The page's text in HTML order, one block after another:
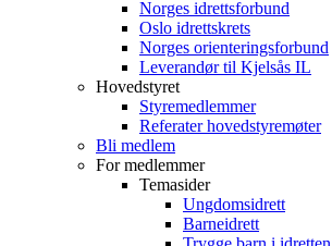
Norges idrettsforbund
Oslo idrettskrets
Norges orienteringsforbund
Leverandør til Kjelsås IL
Hovedstyret
Styremedlemmer
Referater hovedstyremøter
Bli medlem
For medlemmer
Temasider
Ungdomsidrett
Barneidrett